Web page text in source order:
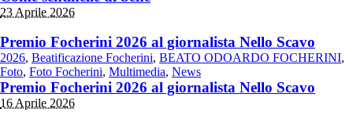
23 Aprile 2026
Premio Focherini 2026 al giornalista Nello Scavo
2026, Beatificazione Focherini, BEATO ODOARDO FOCHERINI,
Foto, Foto Focherini, Multimedia, News
Premio Focherini 2026 al giornalista Nello Scavo
16 Aprile 2026